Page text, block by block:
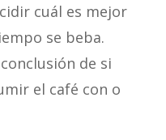
cuál es mejor
se beba.
de si
el café con o